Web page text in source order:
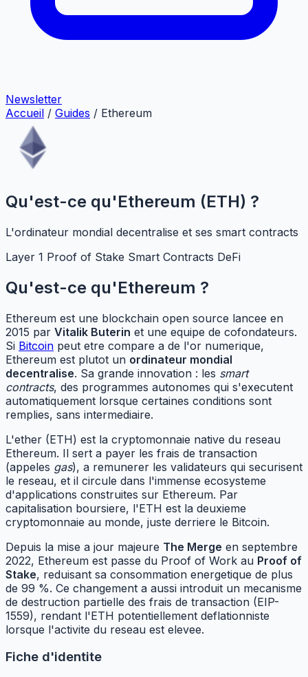
Newsletter
Accueil / Guides / Ethereum
Qu'est-ce qu'Ethereum (ETH) ?
L'ordinateur mondial decentralise et ses smart contracts
Layer 1 Proof of Stake Smart Contracts DeFi
Qu'est-ce qu'Ethereum ?
Ethereum est une blockchain open source lancee en
2015 par Vitalik Buterin et une equipe de cofondateurs.
Si Bitcoin peut etre compare a de l'or numerique,
Ethereum est plutot un ordinateur mondial
decentralise. Sa grande innovation : les smart
contracts, des programmes autonomes qui s'executent
automatiquement lorsque certaines conditions sont
remplies, sans intermediaire.
L'ether (ETH) est la cryptomonnaie native du reseau
Ethereum. Il sert a payer les frais de transaction
(appeles gas), a remunerer les validateurs qui securisent
le reseau, et il circule dans l'immense ecosysteme
d'applications construites sur Ethereum. Par
capitalisation boursiere, l'ETH est la deuxieme
cryptomonnaie au monde, juste derriere le Bitcoin.
Depuis la mise a jour majeure The Merge en septembre
2022, Ethereum est passe du Proof of Work au Proof of
Stake, reduisant sa consommation energetique de plus
de 99 %. Ce changement a aussi introduit un mecanisme
de destruction partielle des frais de transaction (EIP-
1559), rendant l'ETH potentiellement deflationniste
lorsque l'activite du reseau est elevee.
Fiche d'identite